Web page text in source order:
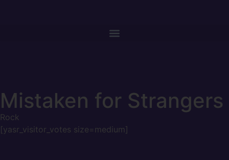
Mistaken for Strangers
Rock
[yasr_visitor_votes size=medium]